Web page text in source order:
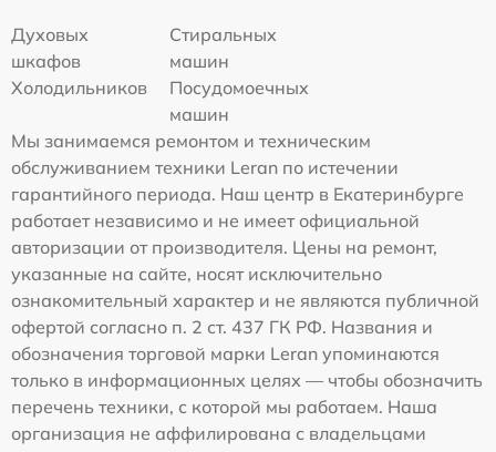
Духовых
шкафов
Стиральных
машин
Холодильников
Посудомоечных
машин
Мы занимаемся ремонтом и техническим
обслуживанием техники Leran по истечении
гарантийного периода. Наш центр в Екатеринбурге
работает независимо и не имеет официальной
авторизации от производителя. Цены на ремонт,
указанные на сайте, носят исключительно
ознакомительный характер и не являются публичной
офертой согласно п. 2 ст. 437 ГК РФ. Названия и
обозначения торговой марки Leran упоминаются
только в информационных целях — чтобы обозначить
перечень техники, с которой мы работаем. Наша
организация не аффилирована с владельцами